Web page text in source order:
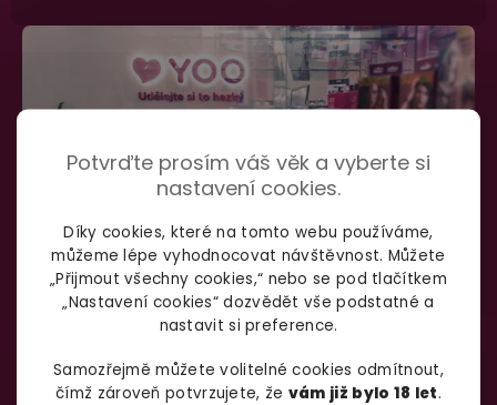
Potvrďte prosím váš věk a vyberte si
nastavení cookies.
Díky cookies, které na tomto webu používáme,
můžeme lépe vyhodnocovat návštěvnost. Můžete
„Přijmout všechny cookies,“ nebo se pod tlačítkem
„Nastavení cookies“ dozvědět vše podstatné a
nastavit si preference.
Samozřejmě můžete volitelné cookies odmítnout,
čímž zároveň potvrzujete, že vám již bylo 18 let.
SHOWROOM BRNO